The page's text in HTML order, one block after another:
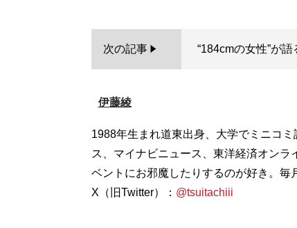
次の記事 “184cmの女性”が
伊藤綾
1988年生まれ道東出身、大学でミニコ
ス、マイナビニュース、東洋経済オン
ベントにお邪魔したりするのが好き。毎
X（旧Twitter）： @tsuitachiii